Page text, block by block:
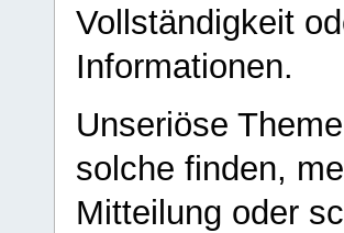
Vollständigkeit
Informationen.
Unseriöse
solche finden,
Mitteilung oder